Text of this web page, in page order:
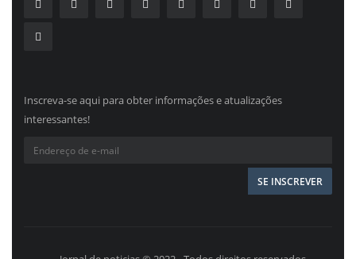
Inscreva-se aqui para obter informações e atualizações
interessantes!